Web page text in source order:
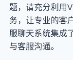
题，请充分利用
务，让专业的客
服聊天系统集成
与客服沟通。